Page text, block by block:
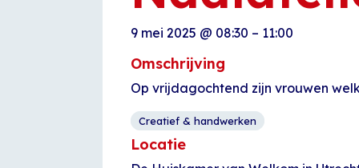
9 mei 2025 @ 08:30 – 11:00
Omschrijving
Op vrijdagochtend zijn vrouwen
Creatief & handwerken
Locatie